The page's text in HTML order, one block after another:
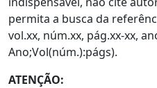
permita a busca da
vol.xx, núm.xx, pág.xx-xx,
Ano;Vol(núm.):págs).
ATENÇÃO: